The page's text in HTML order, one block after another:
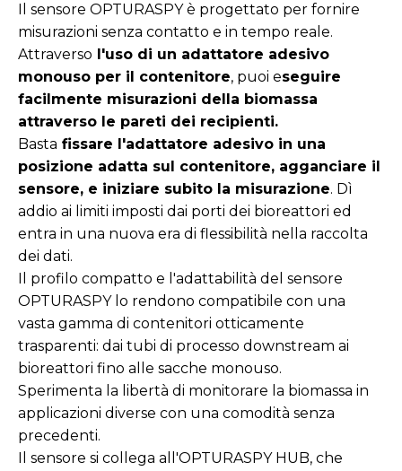
Il sensore OPTURASPY è progettato per fornire
misurazioni senza contatto e in tempo reale.
Attraverso l'uso di un adattatore adesivo
monouso per il contenitore, puoi eseguire
facilmente misurazioni della biomassa
attraverso le pareti dei recipienti.
Basta fissare l'adattatore adesivo in una
posizione adatta sul contenitore, agganciare il
sensore, e iniziare subito la misurazione. Dì
addio ai limiti imposti dai porti dei bioreattori ed
entra in una nuova era di flessibilità nella raccolta
dei dati.
Il profilo compatto e l'adattabilità del sensore
OPTURASPY lo rendono compatibile con una
vasta gamma di contenitori otticamente
trasparenti: dai tubi di processo downstream ai
bioreattori fino alle sacche monouso.
Sperimenta la libertà di monitorare la biomassa in
applicazioni diverse con una comodità senza
precedenti.
Il sensore si collega all'OPTURASPY HUB, che